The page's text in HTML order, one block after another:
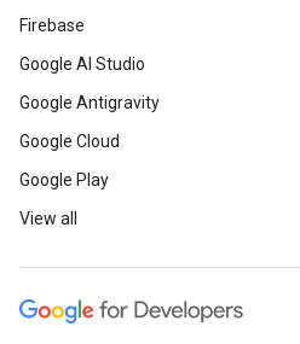
Firebase
Google AI Studio
Google Antigravity
Google Cloud
Google Play
View all